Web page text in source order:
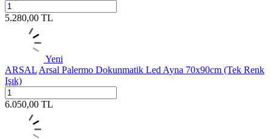
5.280,00 TL
Yeni
ARSAL Arsal Palermo Dokunmatik Led Ayna 70x90cm (Tek Renk
Işık)
6.050,00 TL